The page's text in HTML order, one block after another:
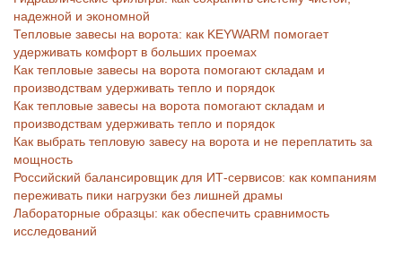
надежной и экономной
Тепловые завесы на ворота: как KEYWARM помогает
удерживать комфорт в больших проемах
Как тепловые завесы на ворота помогают складам и
производствам удерживать тепло и порядок
Как тепловые завесы на ворота помогают складам и
производствам удерживать тепло и порядок
Как выбрать тепловую завесу на ворота и не переплатить за
мощность
Российский балансировщик для ИТ-сервисов: как компаниям
переживать пики нагрузки без лишней драмы
Лабораторные образцы: как обеспечить сравнимость
исследований